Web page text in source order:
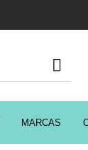
MARCAS